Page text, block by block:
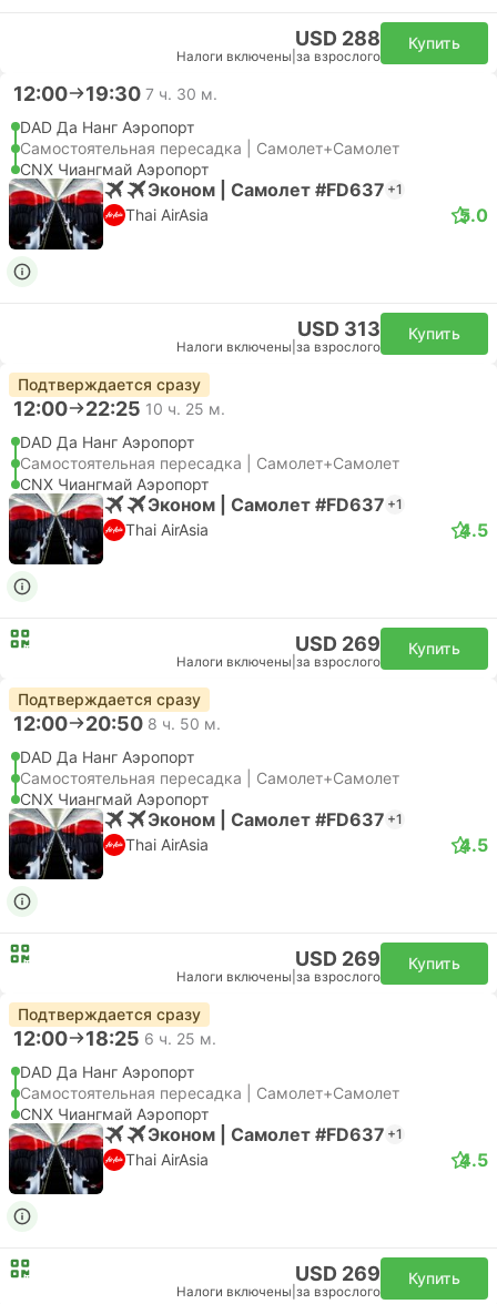
USD 288
Налоги включены за взрослого
Купить
12:00 19:30 7 ч. 30 м.
DAD Да Нанг Аэропорт
Самостоятельная пересадка | Самолет+Самолет
CNX Чиангмай Аэропорт
Эконом | Самолет #FD637 +1
Thai AirAsia 5.0
USD 313
Налоги включены за взрослого
Купить
Подтверждается сразу
12:00 22:25 10 ч. 25 м.
DAD Да Нанг Аэропорт
Самостоятельная пересадка | Самолет+Самолет
CNX Чиангмай Аэропорт
Эконом | Самолет #FD637 +1
Thai AirAsia 4.5
USD 269
Налоги включены за взрослого
Купить
Подтверждается сразу
12:00 20:50 8 ч. 50 м.
DAD Да Нанг Аэропорт
Самостоятельная пересадка | Самолет+Самолет
CNX Чиангмай Аэропорт
Эконом | Самолет #FD637 +1
Thai AirAsia 4.5
USD 269
Налоги включены за взрослого
Купить
Подтверждается сразу
12:00 18:25 6 ч. 25 м.
DAD Да Нанг Аэропорт
Самостоятельная пересадка | Самолет+Самолет
CNX Чиангмай Аэропорт
Эконом | Самолет #FD637 +1
Thai AirAsia 4.5
USD 269
Налоги включены за взрослого
Купить